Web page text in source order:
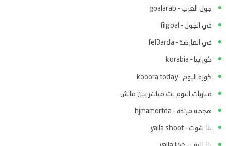
جول العرب – goalarab
في الجول – filgoal
في العارضة – fel3arda
كورابيا – korabia
كورة اليوم – kooora today
مباريات اليوم بث مباشر بين ماتش
هجمة مرتدة – hjmamortda
يلا شوت – yalla shoot